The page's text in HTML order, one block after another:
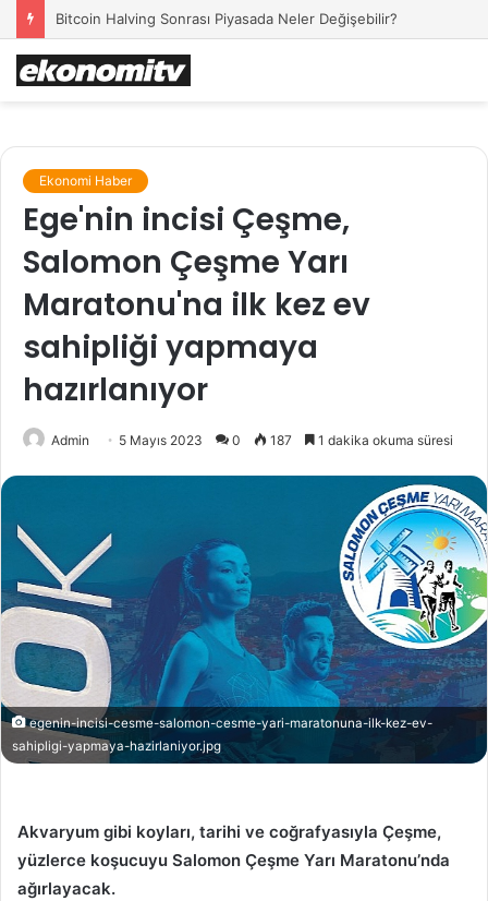
Bitcoin Halving Sonrası Piyasada Neler Değişebilir?
Ekonomi Haber
Ege'nin incisi Çeşme,
Salomon Çeşme Yarı
Maratonu'na ilk kez ev
sahipliği yapmaya
hazırlanıyor
Admin 5 Mayıs 2023 0 187 1 dakika okuma süresi
egenin-incisi-cesme-salomon-cesme-yari-maratonuna-ilk-kez-ev-
sahipligi-yapmaya-hazirlaniyor.jpg
Akvaryum gibi koyları, tarihi ve coğrafyasıyla Çeşme,
yüzlerce koşucuyu Salomon Çeşme Yarı Maratonu’nda
ağırlayacak.